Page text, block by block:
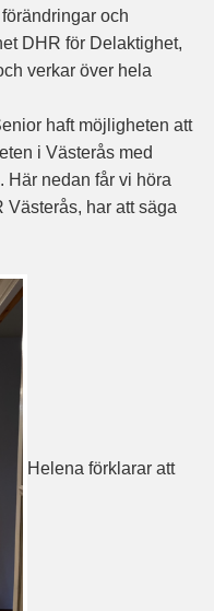
och
DHR för Delaktighet,
verkar över hela
haft möjligheten att
i Västerås med
Här nedan får vi höra
Västerås, har att säga
Helena förklarar att